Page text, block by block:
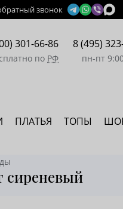
звонок
301-66-86
по РФ
8 (495)
пн-пт
ПЛАТЬЯ ТОПЫ
сиреневый